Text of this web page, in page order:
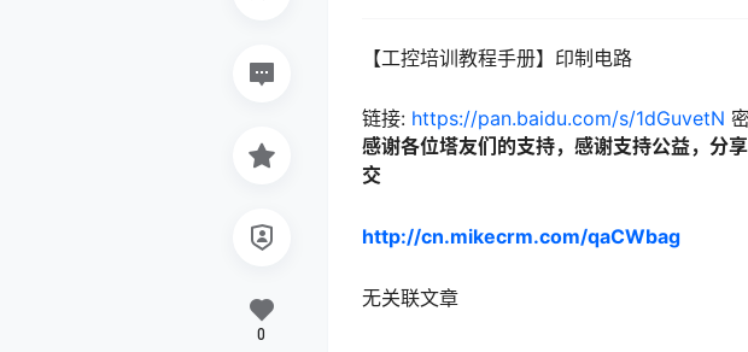
【工控培训教程手册】印制电路
链接: https://pan.baidu.com/s/1dGuvetN
感谢各位塔友们的支持，感谢支持公益，分
交
http://cn.mikecrm.com/qaCWbag
无关联文章
0